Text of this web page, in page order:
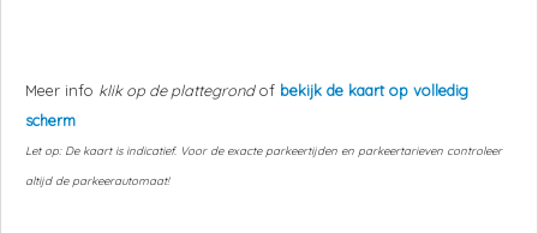
Meer info klik op de plattegrondof bekijk de kaart op volledig
scherm
Let op: De kaart is indicatief. Voor de exacte parkeertijden en parkeertarieven controleer
altijd de parkeerautomaat!